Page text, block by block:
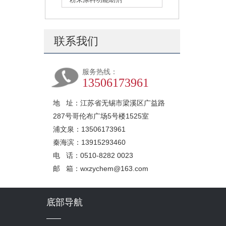
联系我们
服务热线：
13506173961
地 址：江苏省无锡市梁溪区广益路
287号哥伦布广场5号楼1525室
浦文泉：13506173961
秦海滨：13915293460
电 话：0510-8282 0023
邮 箱：wxzychem@163.com
底部导航